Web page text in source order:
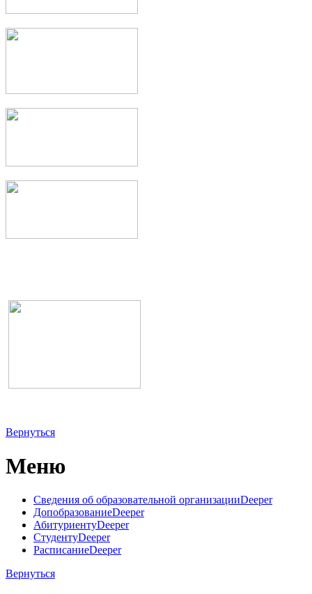
Вернуться
Меню
Сведения об образовательной организацииDeeper
ДопобразованиеDeeper
АбитуриентуDeeper
СтудентуDeeper
РасписаниеDeeper
Вернуться